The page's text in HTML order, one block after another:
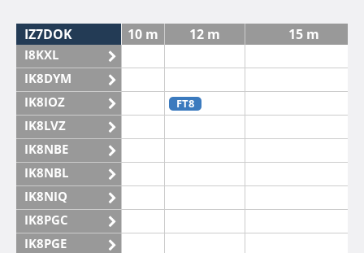
IZ7DOK
I8KXL
IK8DYM
IK8IOZ
IK8LVZ
IK8NBE
IK8NBL
IK8NIQ
IK8PGC
IK8PGE
10 m 12 m 15 m
FT8